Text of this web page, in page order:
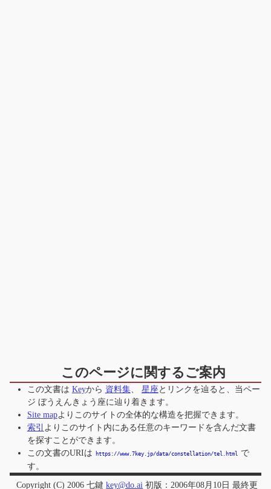
このページに関するご案内
この文書は Keyから 資料集、 星座とリンクを辿ると、当ペー
ジ ぼうえんきょう座に辿り着きます。
Site mapよりこのサイトの全体的な構造を把握できます。
索引 よりこのサイト内にある任意のキーワードを含んだ文書
を探すことができます。
この文書のURIは
https://www.7key.jp/data/constellation/tel.html
で
す。
Copyright (C) 2006 七鍵key@do.ai 初版：2006年08月10日 最終更